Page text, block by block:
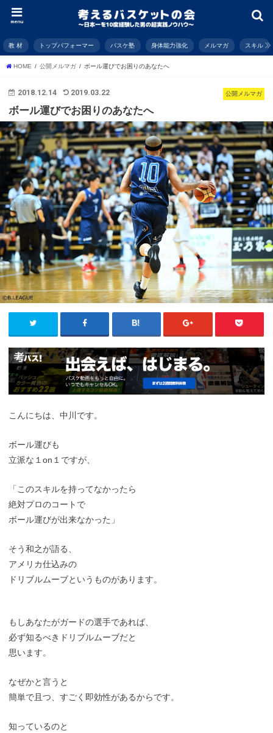
menu
教 材 トップパフォーマー バスケ塾 身体能力強化 メルマガ スキル
HOME 公開メルマガ ボール運びでお困りのあなたへ
公開メルマガ
2018.12.14 2019.03.22
ボール運びでお困りのあなたへ
こんにちは、中川です。
ボール運びも
立派な１on１ですが、
「このスキルを持ってなかったら
絶対プロのコートで
ボール運びが出来なかった」
そう和之が語る、
アメリカ仕込みの
ドリブルムーブというものがあります。
もしあなたがガードの選手であれば、
必ず知るべきドリブルムーブだと
思います。
なぜかと言うと
簡単で且つ、すごく即効性があるからです。
知っているのと